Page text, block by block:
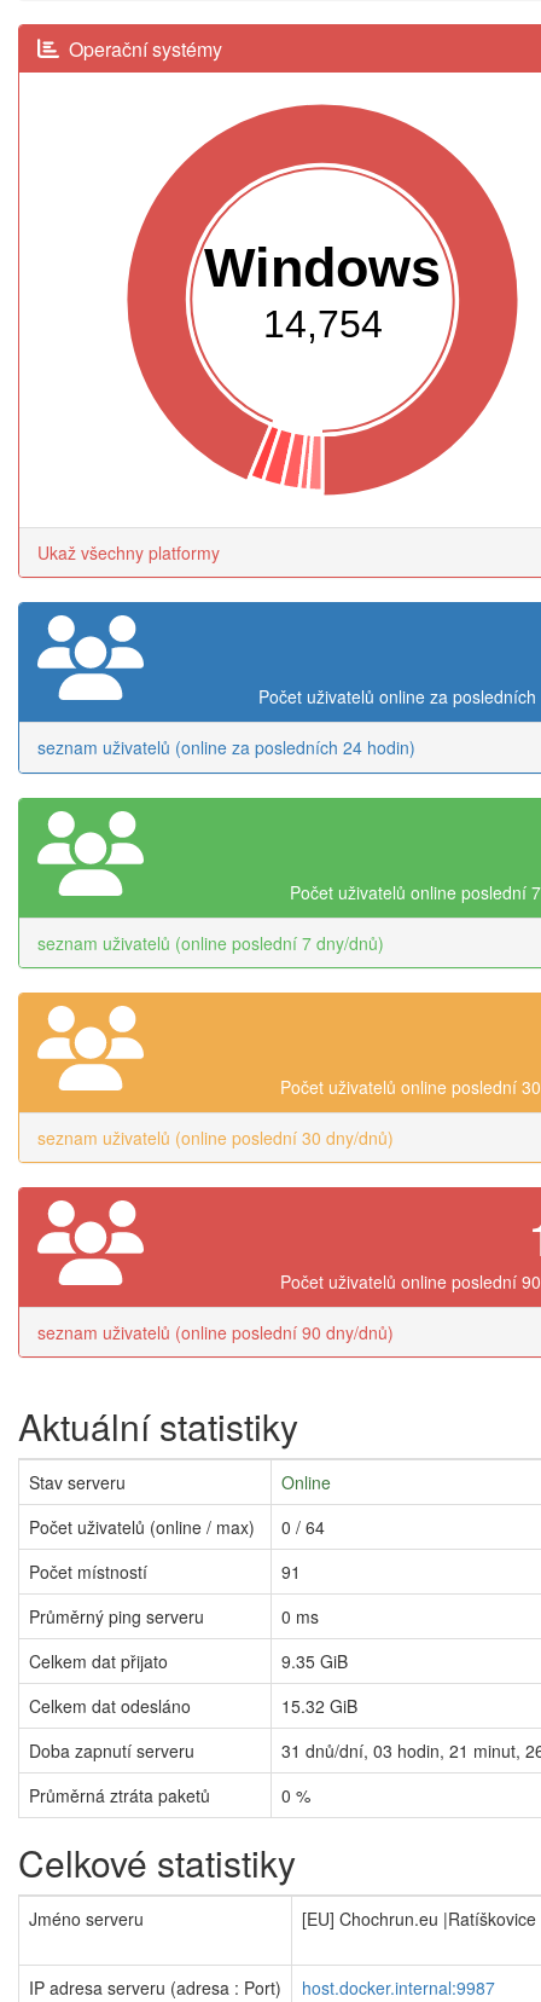
Operační systémy
Windows
14,754
Ukaž všechny platformy
Počet uživatelů online za
seznam uživatelů (online za posledních 24 hodin)
Počet uživatelů online poslední
seznam uživatelů (online poslední 7 dny/dnů)
Počet uživatelů online poslední
seznam uživatelů (online poslední 30 dny/dnů)
Počet uživatelů online poslední
seznam uživatelů (online poslední 90 dny/dnů)
Aktuální statistiky
Stav serveru
Online
Počet uživatelů (online / max)
0 / 64
Počet místností
91
Průměrný ping serveru
0 ms
Celkem dat přijato
9.35 GiB
Celkem dat odesláno
15.32 GiB
Doba zapnutí serveru
31 dnů/dní, 03 hodin, 21 minut,
Průměrná ztráta paketů
0 %
Celkové statistiky
Jméno serveru [EU] Chochrun.eu
IP adresa serveru (adresa : Port)
host.docker.internal:9987